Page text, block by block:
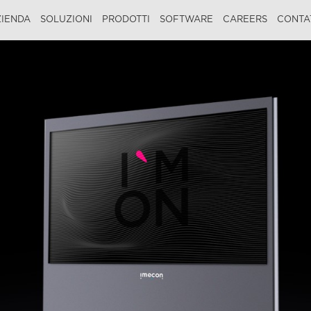
SOLUZIONI PRODOTTI SOFTWARE CAREERS